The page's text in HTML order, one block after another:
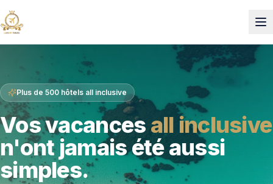
Plus de 500 hôtels all inclusive
Vos vacances all inclusive
n'ont jamais été aussi
simples.